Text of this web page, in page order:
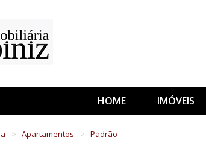
HOME IMÓVEIS
Apartamentos Padrão